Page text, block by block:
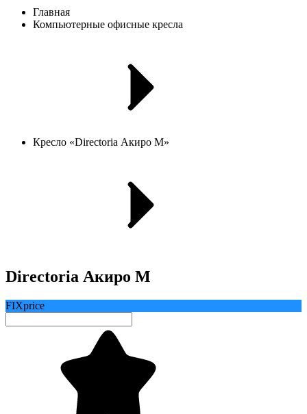
Главная
Компьютерные офисные кресла
Кресло «Directoria Акиро М»
Directoria Акиро М
FIXprice